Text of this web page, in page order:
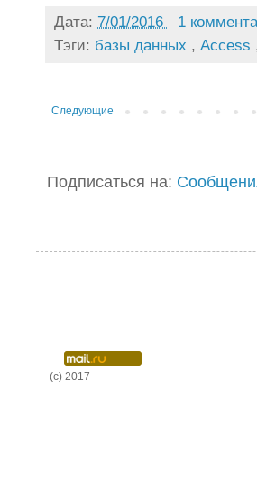
Дата: 7/01/2016
1
Тэги: базы данных , Access
Следующие
Подписаться на:
(c) 2017